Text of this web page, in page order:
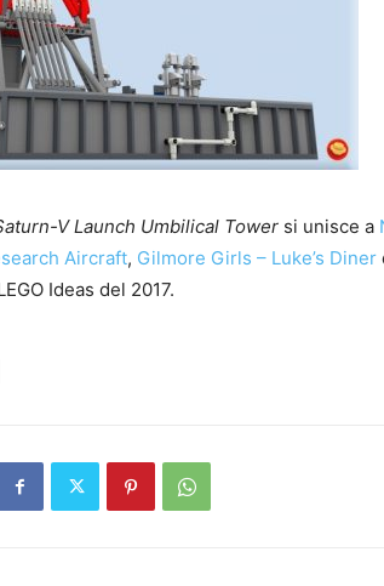
V Launch Umbilical Tower si unisce a
Aircraft, Gilmore Girls – Luke’s Diner
Ideas del 2017.